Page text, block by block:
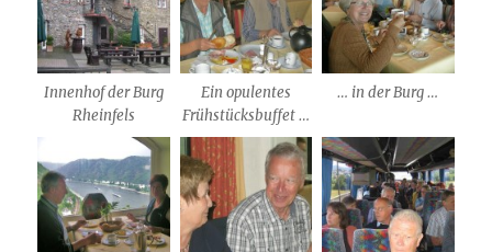
Innenhof der Burg
Rheinfels
Ein opulentes
Frühstücksbuffet …
… in der Burg …